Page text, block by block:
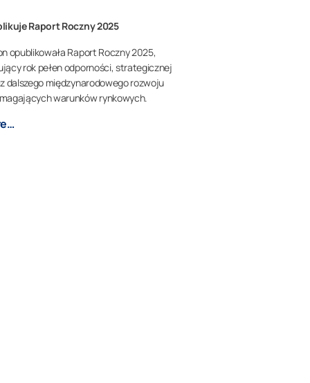
Raport Roczny 2025
opublikowała Raport Roczny 2025,
rok pełen odporności, strategicznej
dalszego międzynarodowego rozwoju
warunków rynkowych.